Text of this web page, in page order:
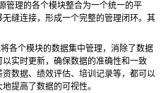
管理的各个模块整合为一个统一的平
缝连接，形成一个完整的管理闭环。其
各个模块的数据集中管理，消除了数据
实时更新，确保数据的准确性和一致
数据、绩效评估、培训记录等，都可以
提高了数据的可视性。